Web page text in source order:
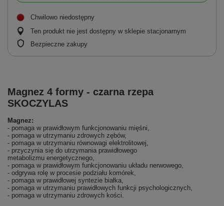
Chwilowo niedostępny
Ten produkt nie jest dostępny w sklepie stacjonarnym
Bezpieczne zakupy
Magnez 4 formy - czarna rzepa
SKOCZYLAS
Magnez:
- pomaga w prawidłowym funkcjonowaniu mięśni,
- pomaga w utrzymaniu zdrowych zębów,
- pomaga w utrzymaniu równowagi elektrolitowej,
- przyczynia się do utrzymania prawidłowego
metabolizmu energetycznego,
- pomaga w prawidłowym funkcjonowaniu układu nerwowego,
- odgrywa rolę w procesie podziału komórek,
- pomaga w prawidłowej syntezie białka,
- pomaga w utrzymaniu prawidłowych funkcji psychologicznych,
- pomaga w utrzymaniu zdrowych kości.